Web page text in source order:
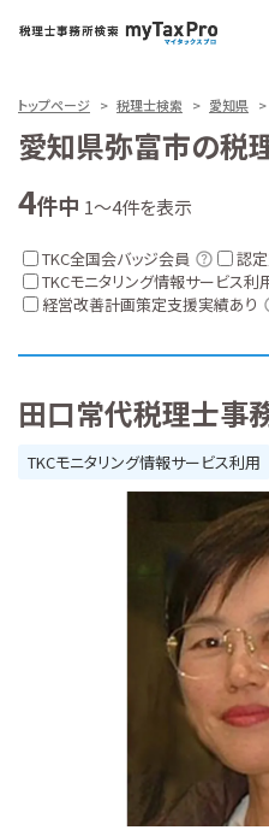
トップページ 税理士検索 愛知県
愛知県弥富市の税
4件中 1～4件を表示
TKC全国会バッジ会員
認
TKCモニタリング情報サービス利
経営改善計画策定支援実績あり
田口常代税理士事
TKCモニタリング情報サービス利用